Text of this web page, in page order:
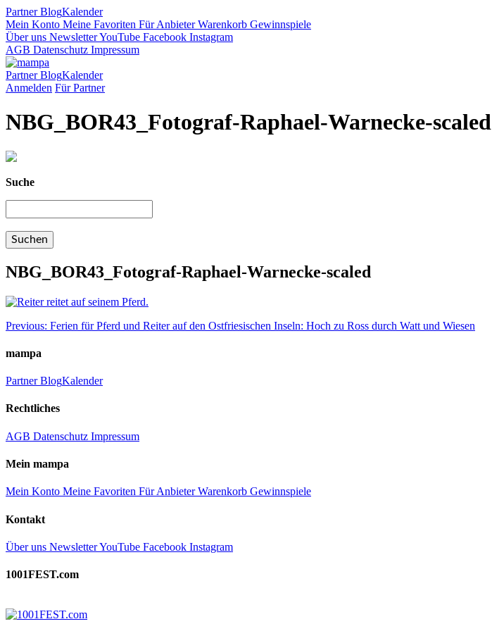
PartnerBlogKalender
Mein Konto Meine Favoriten Für AnbieterWarenkorb Gewinnspiele
Über uns NewsletterYouTube Facebook Instagram
AGB Datenschutz Impressum
PartnerBlogKalender
Anmelden Für Partner
NBG_BOR43_Fotograf-Raphael-Warnecke-scaled
Suche
NBG_BOR43_Fotograf-Raphael-Warnecke-scaled
Beitragsnavigation
Previous: Ferien für Pferd und Reiter auf den Ostfriesischen Inseln: Hoch zu Ross durch Watt und Wiesen
mampa
PartnerBlogKalender
Rechtliches
AGB Datenschutz Impressum
Mein mampa
Mein Konto Meine Favoriten Für AnbieterWarenkorb Gewinnspiele
Kontakt
Über uns NewsletterYouTube Facebook Instagram
1001FEST.com